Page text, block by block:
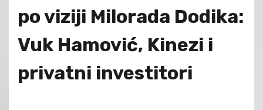
po viziji Milorada Dodika:
Vuk Hamović, Kinezi i
privatni investitori